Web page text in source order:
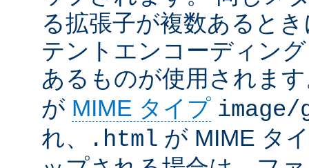
る拡張子が複数あると
テントエンコーディン
あるものが使用されま
が MIME タイプ
れ、
.html が MIME タ